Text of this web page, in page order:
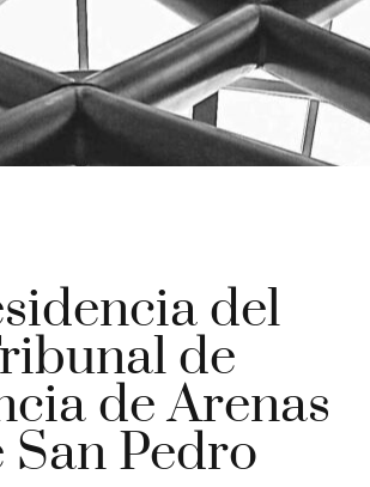
del
de
de Arenas
San Pedro